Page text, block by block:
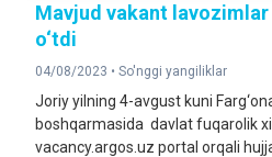
Mavjud vakant lavozimlar
o‘tdi
04/08/2023 • So'nggi yangiliklar
Joriy yilning 4-avgust kuni
boshqarmasida davlat fuqarolik
vacancy.argos.uz portal orqali